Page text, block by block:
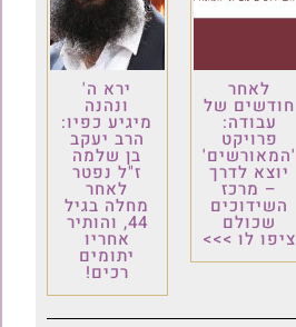
לאחר
חודשים של
עבודה:
פרויקט
'המאורשים'
יוצא לדרך
– מרכז
השידוכים
שכולם
ציפו לו >>>
ירא ה'
ונהנה
מיגיע כפיו:
הרב יעקב
בן שלמה
ז"ל נפטר
לאחר
מחלה בגיל
44, והותיר
אחריו
יתומים
רכים!